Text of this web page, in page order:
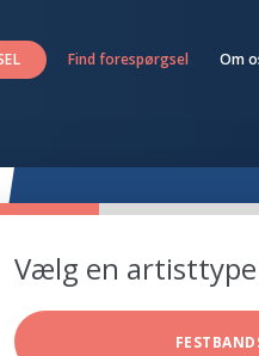
Find forespørgsel Om
Vælg en